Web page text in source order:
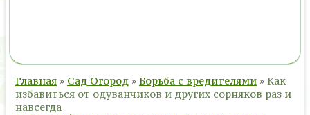
Главная » Сад Огород » Борьба с вредителями » Как
избавиться от одуванчиков и других сорняков раз и
навсегда